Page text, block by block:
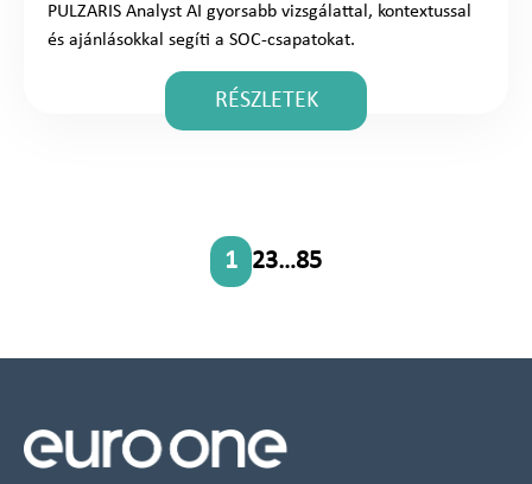
PULZARIS Analyst AI gyorsabb vizsgálattal, kontextussal
és ajánlásokkal segíti a SOC-csapatokat.
RÉSZLETEK
1 23…85